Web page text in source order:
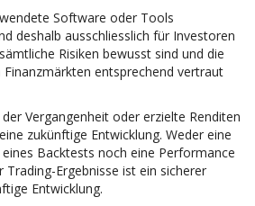
Software oder Tools
deshalb ausschliesslich für Investoren
Risiken bewusst sind und die
entsprechend vertraut
Vergangenheit oder erzielte Renditen
zukünftige Entwicklung. Weder eine
Backtests noch eine Performance
Ergebnisse ist ein sicherer
Entwicklung.